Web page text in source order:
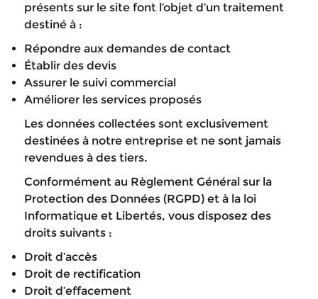
présents sur le site font l’objet d’un traitement
destiné à :
Répondre aux demandes de contact
Établir des devis
Assurer le suivi commercial
Améliorer les services proposés
Les données collectées sont exclusivement
destinées à notre entreprise et ne sont jamais
revendues à des tiers.
Conformément au Règlement Général sur la
Protection des Données (RGPD) et à la loi
Informatique et Libertés, vous disposez des
droits suivants :
Droit d’accès
Droit de rectification
Droit d’effacement